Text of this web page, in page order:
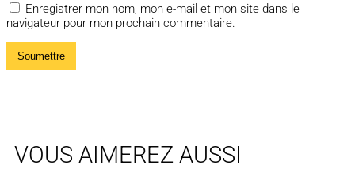
Enregistrer mon nom, mon e-mail et mon site dans le
navigateur pour mon prochain commentaire.
VOUS AIMEREZ AUSSI